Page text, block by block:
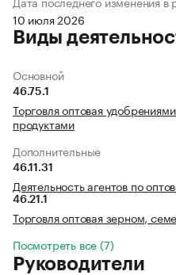
10 июля 2026
Виды
Основной
46.75.1
Торговля оптовая
продуктами
Дополнительные
46.11.31
Деятельность агентов по
46.21.1
Торговля оптовая зерном,
Посмотреть все (7)
Руководители